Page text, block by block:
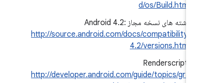
d/os/Build.html
رشته های نسخه مجاز Android 4.2:
http://source.android.com/docs/compatibility/
4.2/versions.html
Renderscript:
http://developer.android.com/guide/topics/gra